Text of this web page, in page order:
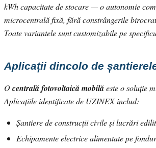
kWh capacitate de stocare — o autonomie
microcentrală fixă, fără constrângerile
Toate variantele sunt customizabile pe
Aplicații dincolo de
Ocentrală fotovoltaică mobilăeste o soluție
Aplicațiile identificate de UZINEX includ:
Șantiere de construcții civile și lucrări
Echipamente electrice alimentate pe